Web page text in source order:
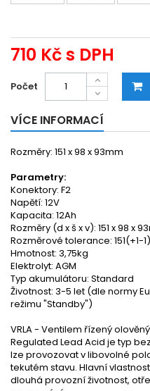
710 Kčs DPH
Počet
VÍCE INFORMACÍ
Rozměry: 151 x 98 x 93mm
Parametry:
Konektory: F2
Napětí: 12V
Kapacita: 12Ah
Rozměry (d x š x v): 151 x 98 x
Rozměrové tolerance: 151(+1-
Hmotnost: 3,75kg
Elektrolyt: AGM
Typ akumulátoru: Standard
Životnost: 3-5 let (dle normy
režimu "Standby")
VRLA - Ventilem řízený
Regulated Lead Acid je typ
lze provozovat v libovolné
tekutém stavu. Hlavní
dlouhá provozní životnost,